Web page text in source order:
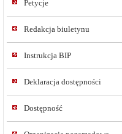
Petycje
Redakcja biuletynu
Instrukcja BIP
Deklaracja dostępności
Dostępność